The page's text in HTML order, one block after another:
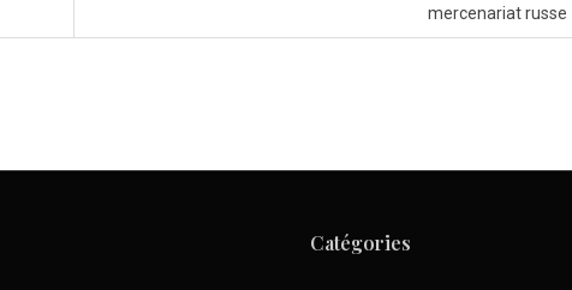
mercenariat russe
Catégories